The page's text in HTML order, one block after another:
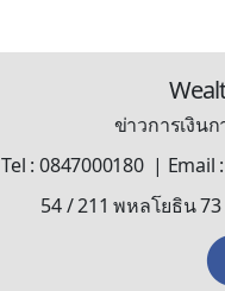
ข่าวการเงิน
Tel : 0847000180 |
54 / 211 พหลโยธิน